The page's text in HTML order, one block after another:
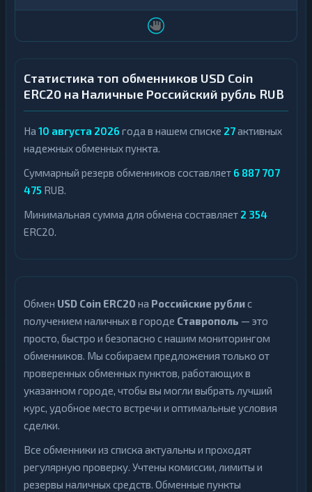
Статистика топ обменников USD Coin
ERC20 на Наличные Российский рубль RUB
На 10 августа 2026 года в нашем списке 27активных
надежных обменных пункта.
Суммарный резерв обменников составляет 6 887 707
475 RUB.
Минимальная сумма для обмена составляет 2 354
ERC20.
Обмен USD Coin ERC20 на Российские рублис
получением наличных в городе Ставрополь — это
просто, быстро и безопасно с нашим мониторингом
обменников. Мы собираем предложения только от
проверенных обменных пунктов, работающих в
указанном городе, чтобы вы могли выбрать лучший
курс, удобное место встречи и оптимальные условия
сделки.
Все обменники из списка актуальны и проходят
регулярную проверку. Учтены комиссии, лимиты и
резервы наличных средств. Обменные пункты